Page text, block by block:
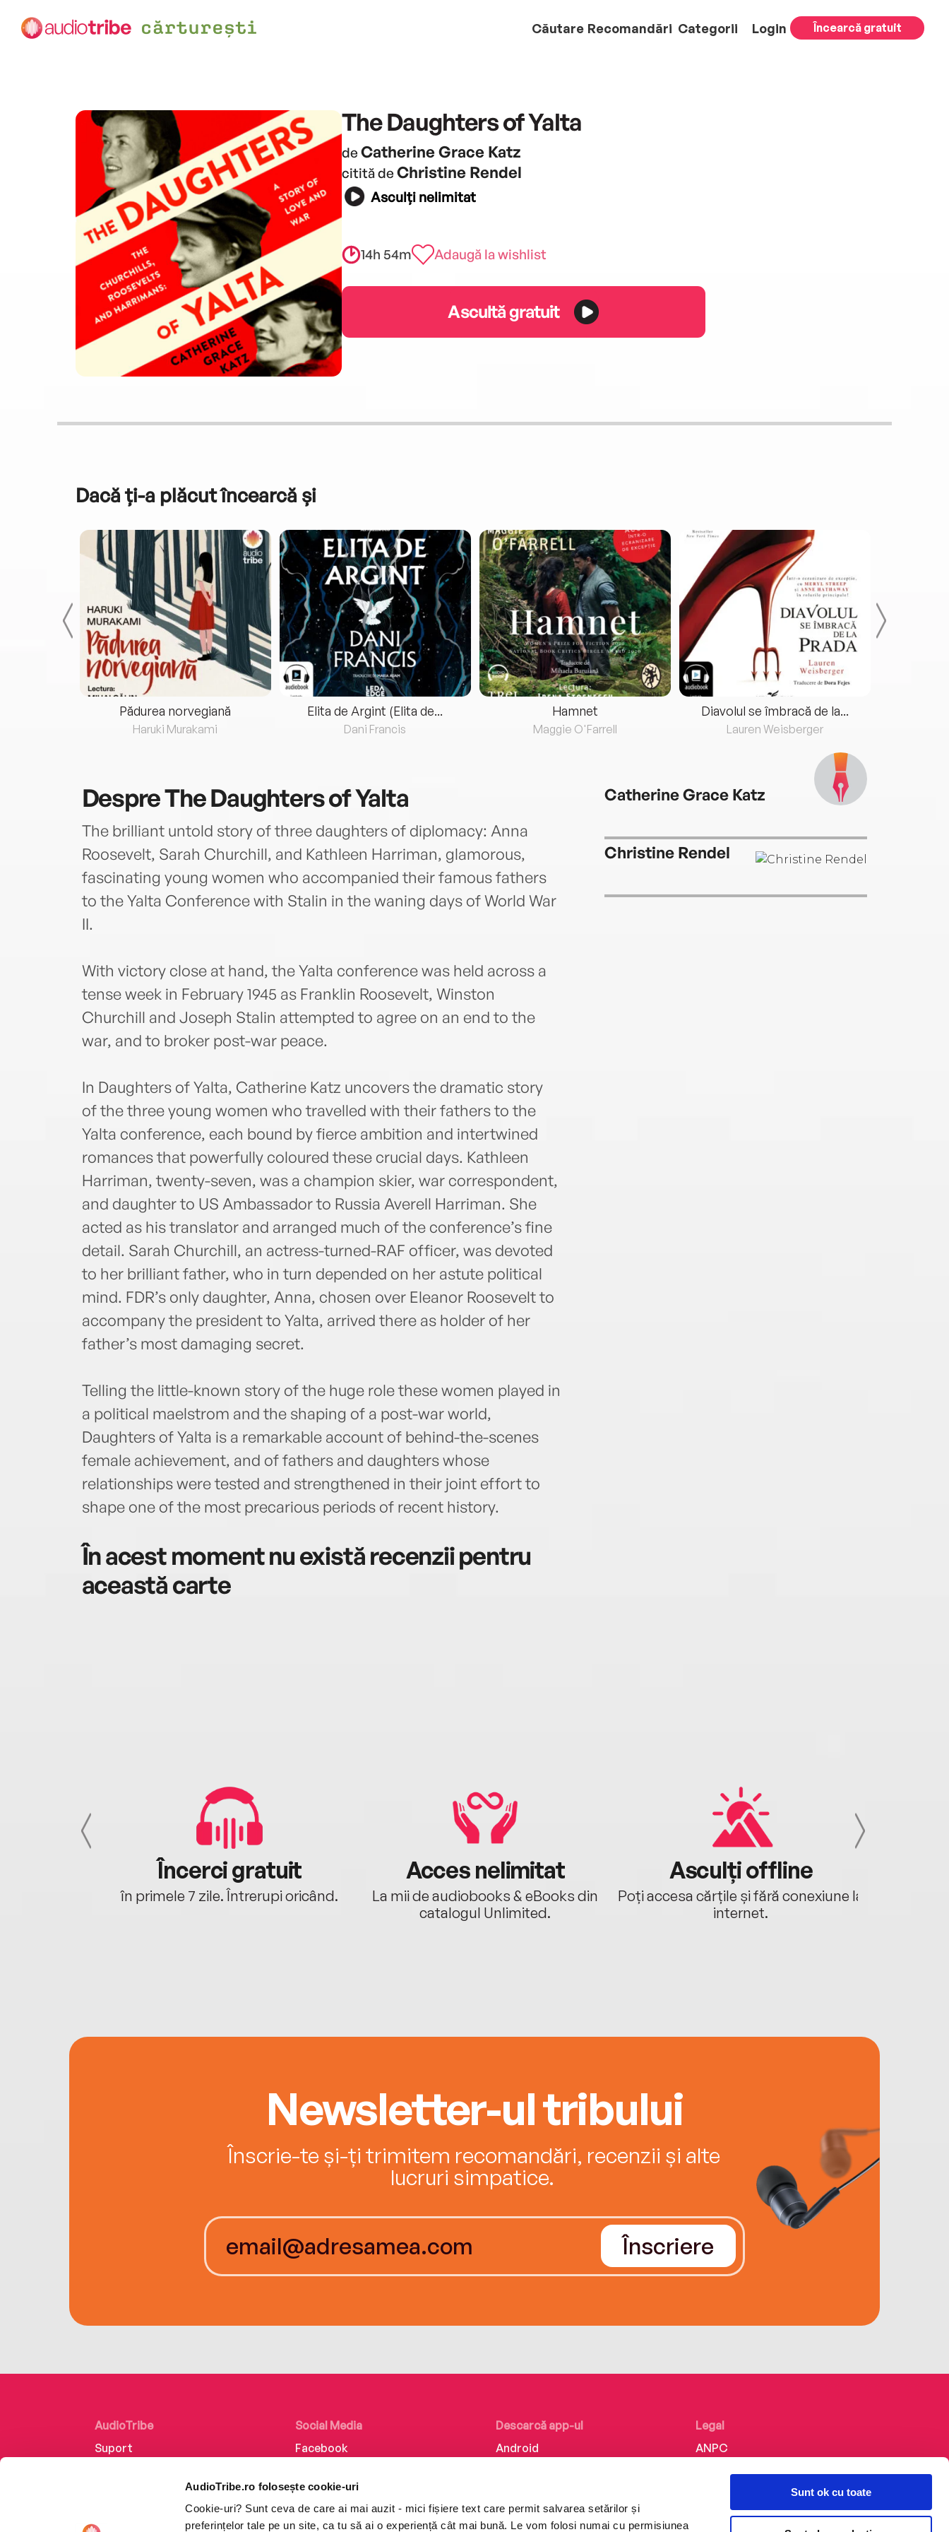
AudioTribe.ro folosește cookie-uri
Cookie-uri? Sunt ceva de care ai mai auzit - mici fișiere text care permit salvarea setărilor și
preferințelor tale pe un site, ca tu să ai o experiență cât mai bună. Le vom folosi numai cu permisiunea
Sunt ok cu toate
Căutare Recomandări Categorii Login Încearcă gratuit
The Daughters of Yalta
de Catherine Grace Katz
citită de Christine Rendel
Asculți nelimitat
14h 54m Adaugă la wishlist
Ascultă gratuit
Dacă ți-a plăcut încearcă și
Pădurea norvegiană
Haruki Murakami
Elita de Argint (Elita de...
Dani Francis
Hamnet
Maggie O'Farrell
Diavolul se îmbracă de la...
Lauren Weisberger
DespreThe Daughters of Yalta
The brilliant untold story of three daughters of diplomacy: Anna
Roosevelt, Sarah Churchill, and Kathleen Harriman, glamorous,
fascinating young women who accompanied their famous fathers
to the Yalta Conference with Stalin in the waning days of World War
II.
With victory close at hand, the Yalta conference was held across a
tense week in February 1945 as Franklin Roosevelt, Winston
Churchill and Joseph Stalin attempted to agree on an end to the
war, and to broker post-war peace.
In Daughters of Yalta, Catherine Katz uncovers the dramatic story
of the three young women who travelled with their fathers to the
Yalta conference, each bound by fierce ambition and intertwined
romances that powerfully coloured these crucial days. Kathleen
Harriman, twenty-seven, was a champion skier, war correspondent,
and daughter to US Ambassador to Russia Averell Harriman. She
acted as his translator and arranged much of the conference’s fine
detail. Sarah Churchill, an actress-turned-RAF officer, was devoted
to her brilliant father, who in turn depended on her astute political
mind. FDR’s only daughter, Anna, chosen over Eleanor Roosevelt to
accompany the president to Yalta, arrived there as holder of her
father’s most damaging secret.
Telling the little-known story of the huge role these women played in
a political maelstrom and the shaping of a post-war world,
Daughters of Yalta is a remarkable account of behind-the-scenes
female achievement, and of fathers and daughters whose
relationships were tested and strengthened in their joint effort to
shape one of the most precarious periods of recent history.
În acest moment nu există recenzii pentru
această carte
Catherine Grace Katz
Christine Rendel
Încerci gratuit
în primele 7 zile. Întrerupi oricând.
Acces nelimitat
La mii de audiobooks & eBooks din
catalogul Unlimited.
Asculți offline
Poți accesa cărțile și fără conexiune la
internet.
Newsletter-ul tribului
Înscrie-te și-ți trimitem recomandări, recenzii și alte
lucruri simpatice.
Înscriere
AudioTribe
Suport
Social Media
Facebook
Instagram
TikTok
Descarcă app-ul
Android
Legal
ANPC
Politica de confidențialitate
Termeni și condiții